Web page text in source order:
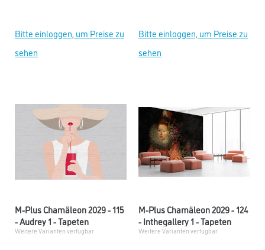
Bitte einloggen, um Preise zu
sehen
Bitte einloggen, um Preise zu
sehen
M-Plus Chamäleon 2029 - 115
- Audrey 1 - Tapeten
Weitere Varianten verfügbar
M-Plus Chamäleon 2029 - 124
- Inthegallery 1 - Tapeten
Weitere Varianten verfügbar